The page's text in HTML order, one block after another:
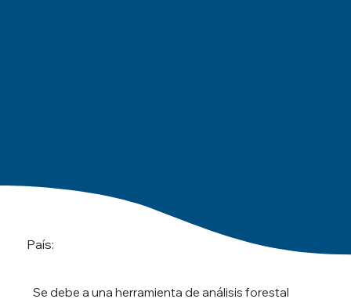
País:
Se debe a una herramienta de análisis forestal